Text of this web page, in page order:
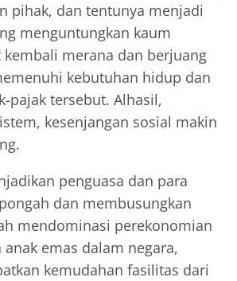
pihak, dan tentunya menjadi
menguntungkan kaum
kembali merana dan berjuang
kebutuhan hidup dan
pajak tersebut. Alhasil,
kesenjangan sosial makin
penguasa dan para
dan membusungkan
mendominasi perekonomian
anak emas dalam negara,
kemudahan fasilitas dari